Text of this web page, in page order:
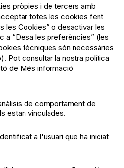
de les activitats
els col·lectius
pròpies i de tercers amb
totes les cookies fent
les Cookies” o desactivar les
a “Desa les preferències” (les
tècniques són necessàries
Pot consultar la nostra política
de Més informació.
de comportament de
estan vinculades.
a l'usuari que ha iniciat